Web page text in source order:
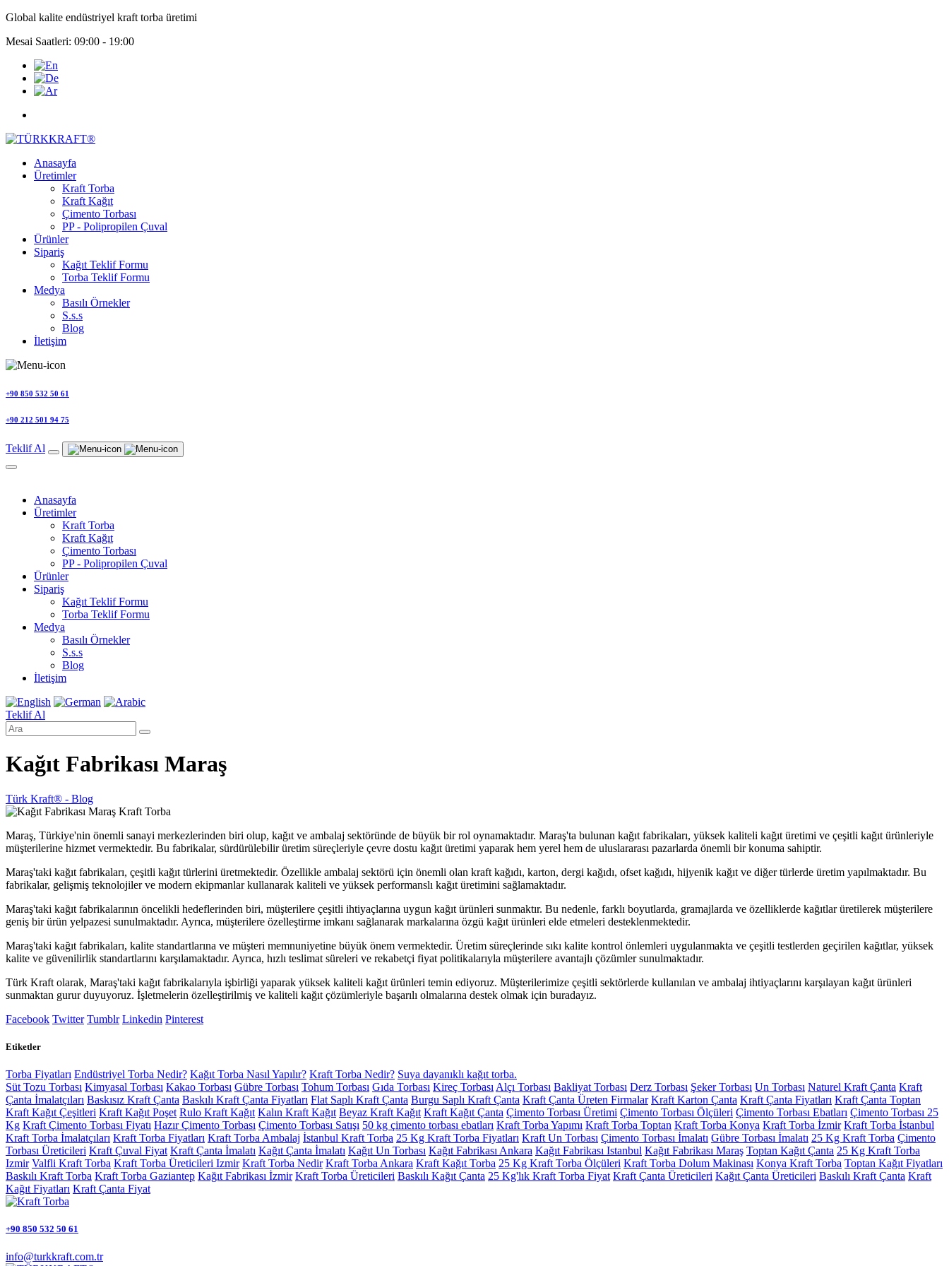
Global kalite endüstriyel kraft torba üretimi
Mesai Saatleri: 09:00 - 19:00
Anasayfa
Üretimler
Kraft Torba
Kraft Kağıt
Çimento Torbası
PP - Polipropilen Çuval
Ürünler
Sipariş
Kağıt Teklif Formu
Torba Teklif Formu
Medya
Basılı Örnekler
S.s.s
Blog
İletişim
+90 850 532 50 61
+90 212 501 94 75
Teklif Al
Anasayfa
Üretimler
Kraft Torba
Kraft Kağıt
Çimento Torbası
PP - Polipropilen Çuval
Ürünler
Sipariş
Kağıt Teklif Formu
Torba Teklif Formu
Medya
Basılı Örnekler
S.s.s
Blog
İletişim
Teklif Al
Kağıt Fabrikası Maraş
Türk Kraft® - Blog
Maraş, Türkiye'nin önemli sanayi merkezlerinden biri olup, kağıt ve ambalaj sektöründe de büyük bir rol oynamaktadır. Maraş'ta bulunan kağıt fabrikaları, yüksek kaliteli kağıt üretimi ve çeşitli kağıt ürünleriyle
müşterilerine hizmet vermektedir. Bu fabrikalar, sürdürülebilir üretim süreçleriyle çevre dostu kağıt üretimi yaparak hem yerel hem de uluslararası pazarlarda önemli bir konuma sahiptir.
Maraş'taki kağıt fabrikaları, çeşitli kağıt türlerini üretmektedir. Özellikle ambalaj sektörü için önemli olan kraft kağıdı, karton, dergi kağıdı, ofset kağıdı, hijyenik kağıt ve diğer türlerde üretim yapılmaktadır. Bu
fabrikalar, gelişmiş teknolojiler ve modern ekipmanlar kullanarak kaliteli ve yüksek performanslı kağıt üretimini sağlamaktadır.
Maraş'taki kağıt fabrikalarının öncelikli hedeflerinden biri, müşterilere çeşitli ihtiyaçlarına uygun kağıt ürünleri sunmaktır. Bu nedenle, farklı boyutlarda, gramajlarda ve özelliklerde kağıtlar üretilerek müşterilere
geniş bir ürün yelpazesi sunulmaktadır. Ayrıca, müşterilere özelleştirme imkanı sağlanarak markalarına özgü kağıt ürünleri elde etmeleri desteklenmektedir.
Maraş'taki kağıt fabrikaları, kalite standartlarına ve müşteri memnuniyetine büyük önem vermektedir. Üretim süreçlerinde sıkı kalite kontrol önlemleri uygulanmakta ve çeşitli testlerden geçirilen kağıtlar, yüksek
kalite ve güvenilirlik standartlarını karşılamaktadır. Ayrıca, hızlı teslimat süreleri ve rekabetçi fiyat politikalarıyla müşterilere avantajlı çözümler sunulmaktadır.
Türk Kraft olarak, Maraş'taki kağıt fabrikalarıyla işbirliği yaparak yüksek kaliteli kağıt ürünleri temin ediyoruz. Müşterilerimize çeşitli sektörlerde kullanılan ve ambalaj ihtiyaçlarını karşılayan kağıt ürünleri
sunmaktan gurur duyuyoruz. İşletmelerin özelleştirilmiş ve kaliteli kağıt çözümleriyle başarılı olmalarına destek olmak için buradayız.
Facebook Twitter Tumblr Linkedin Pinterest
Etiketler
Torba Fiyatları Endüstriyel Torba Nedir? Kağıt Torba Nasıl Yapılır? Kraft Torba Nedir? Suya dayanıklı kağıt torba.
Süt Tozu Torbası Kimyasal Torbası Kakao Torbası Gübre Torbası Tohum Torbası Gıda Torbası Kireç Torbası Alçı Torbası Bakliyat Torbası Derz Torbası Şeker Torbası Un Torbası Naturel Kraft Çanta Kraft
Çanta İmalatçıları Baskısız Kraft Çanta Baskılı Kraft Çanta Fiyatları Flat Saplı Kraft Çanta Burgu Saplı Kraft Çanta Kraft Çanta Üreten Firmalar Kraft Karton Çanta Kraft Çanta Fiyatları Kraft Çanta Toptan
Kraft Kağıt Çeşitleri Kraft Kağıt Poşet Rulo Kraft Kağıt Kalın Kraft Kağıt Beyaz Kraft Kağıt Kraft Kağıt Çanta Çimento Torbası Üretimi Çimento Torbası Ölçüleri Çimento Torbası Ebatları Çimento Torbası 25
Kg Kraft Çimento Torbası Fiyatı Hazır Çimento Torbası Çimento Torbası Satışı 50 kg çimento torbası ebatları Kraft Torba Yapımı Kraft Torba Toptan Kraft Torba Konya Kraft Torba İzmir Kraft Torba İstanbul
Kraft Torba İmalatçıları Kraft Torba Fiyatları Kraft Torba Ambalaj İstanbul Kraft Torba 25 Kg Kraft Torba Fiyatları Kraft Un Torbası Çimento Torbası İmalatı Gübre Torbası İmalatı 25 Kg Kraft Torba Çimento
Torbası Üreticileri Kraft Çuval Fiyat Kraft Çanta İmalatı Kağıt Çanta İmalatı Kağıt Un Torbası Kağıt Fabrikası Ankara Kağıt Fabrikası Istanbul Kağıt Fabrikası Maraş Toptan Kağıt Çanta 25 Kg Kraft Torba
Izmir Valfli Kraft Torba Kraft Torba Üreticileri Izmir Kraft Torba Nedir Kraft Torba Ankara Kraft Kağıt Torba 25 Kg Kraft Torba Ölçüleri Kraft Torba Dolum Makinası Konya Kraft Torba Toptan Kağıt Fiyatları
Baskılı Kraft Torba Kraft Torba Gaziantep Kağıt Fabrikası İzmir Kraft Torba Üreticileri Baskılı Kağıt Çanta 25 Kg'lık Kraft Torba Fiyat Kraft Çanta Üreticileri Kağıt Çanta Üreticileri Baskılı Kraft Çanta Kraft
Kağıt Fiyatları Kraft Çanta Fiyat
+90 850 532 50 61
info@turkkraft.com.tr